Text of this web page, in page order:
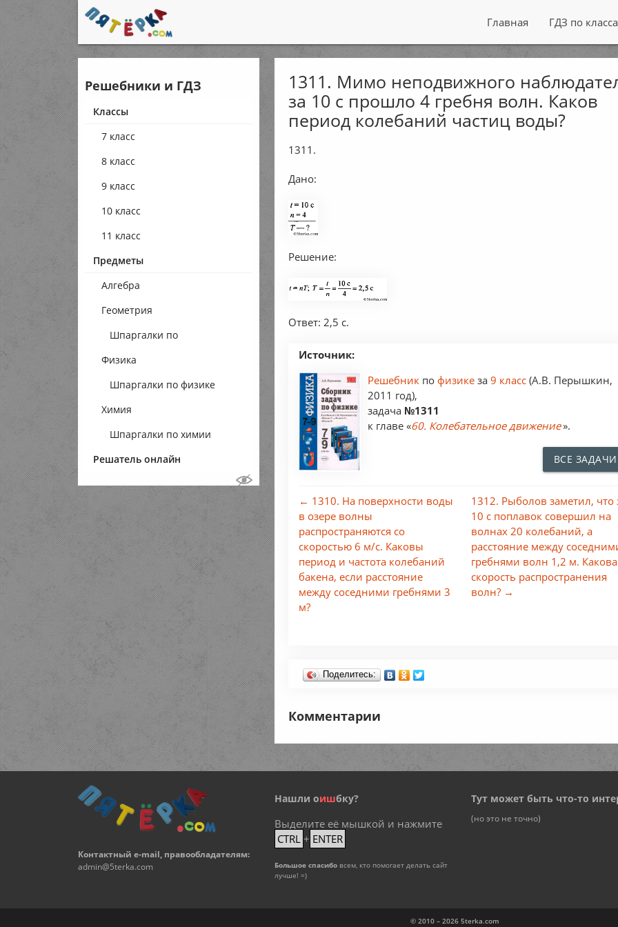
Главная ГДЗ по
Решебники и ГДЗ
Классы
7 класс
8 класс
9 класс
10 класс
11 класс
Предметы
Алгебра
Геометрия
Шпаргалки по
геометрии
Физика
Шпаргалки по физике
Химия
Шпаргалки по химии
Решатель онлайн
1311. Мимо неподвижного
за 10 с прошло 4 гребня волн. Каков
период колебаний частиц воды?
1311.
Дано:
Решение:
Ответ: 2,5 с.
Источник:
Решебник пофизикеза9 класс (А.В. Перышкин,
2011 год),
задача №1311
к главе «60. Колебательное движение».
ВСЕ ЗАДАЧИ
← 1310. На поверхности воды
в озере волны
распространяются со
скоростью 6 м/с. Каковы
период и частота колебаний
бакена, если расстояние
между соседними гребнями 3
м?
1312. Рыболов заметил, что
10 с поплавок совершил нa
волнах 20 колебаний, а
расстояние между
гребнями волн 1,2 м. Какова
скорость распространения
волн? →
Поделитесь:
Комментарии
Контактный e-mail, правообладателям:
admin@5terka.com
Нашли оишбку?
Выделите её мышкой и нажмите
CTRL + ENTER
Большое спасибо всем, кто помогает делать сайт
лучше! =)
Тут может быть что-то
(но это не точно)
© 2010 – 2026 5terka.com